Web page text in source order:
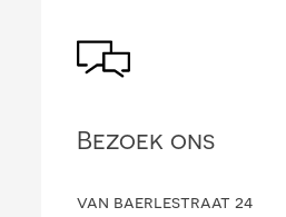
Bezoek ons
van baerlestraat 24